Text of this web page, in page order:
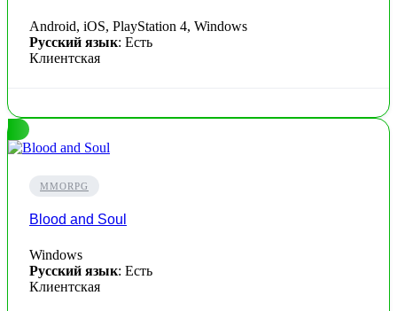
Android, iOS, PlayStation 4, Windows
Русский язык: Есть
Клиентская
MMORPG
Blood and Soul
Windows
Русский язык: Есть
Клиентская